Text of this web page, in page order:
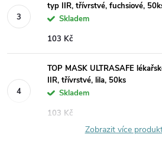
typ IIR, třívrstvé, fuchsiové,
Skladem
103 Kč
TOP MASK ULTRASAFE
IIR, třívrstvé, lila, 50ks
Skladem
103 Kč
Zobrazit více